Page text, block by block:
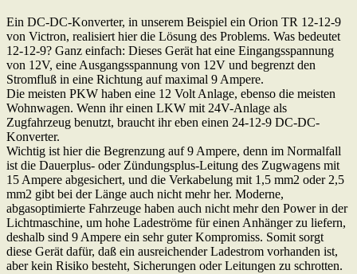
Ein DC-DC-Konverter, in unserem Beispiel ein Orion TR 12-12-9
von Victron, realisiert hier die Lösung des Problems. Was bedeutet
12-12-9? Ganz einfach: Dieses Gerät hat eine Eingangsspannung
von 12V, eine Ausgangsspannung von 12V und begrenzt den
Stromfluß in eine Richtung auf maximal 9 Ampere.
Die meisten PKW haben eine 12 Volt Anlage, ebenso die meisten
Wohnwagen. Wenn ihr einen LKW mit 24V-Anlage als
Zugfahrzeug benutzt, braucht ihr eben einen 24-12-9 DC-DC-
Konverter.
Wichtig ist hier die Begrenzung auf 9 Ampere, denn im Normalfall
ist die Dauerplus- oder Zündungsplus-Leitung des Zugwagens mit
15 Ampere abgesichert, und die Verkabelung mit 1,5 mm2 oder 2,5
mm2 gibt bei der Länge auch nicht mehr her. Moderne,
abgasoptimierte Fahrzeuge haben auch nicht mehr den Power in der
Lichtmaschine, um hohe Ladeströme für einen Anhänger zu liefern,
deshalb sind 9 Ampere ein sehr guter Kompromiss. Somit sorgt
diese Gerät dafür, daß ein ausreichender Ladestrom vorhanden ist,
aber kein Risiko besteht, Sicherungen oder Leitungen zu schrotten.